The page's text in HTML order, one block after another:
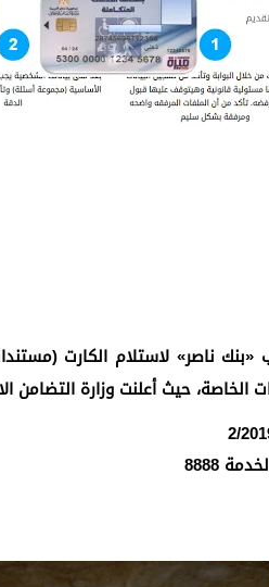
بحساب «بنك ناصر» لاستلام الكارت
حيث أعلنت وزارة التضامن الاجتماعي عن
8888